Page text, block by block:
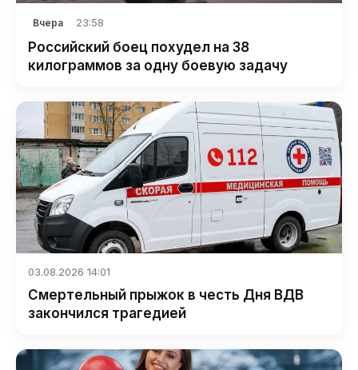
Вчера 23:58
Российский боец похудел на 38
килограммов за одну боевую задачу
03.08.2026 14:01
Смертельный прыжок в честь Дня ВДВ
закончился трагедией